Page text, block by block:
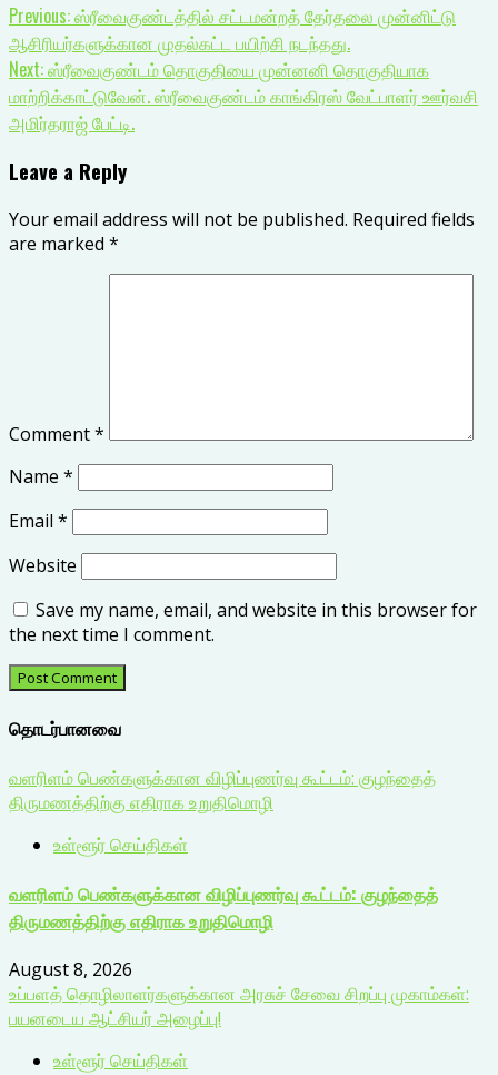
Previous:ஸ்ரீவைகுண்டத்தில் சட்டமன்றத் தேர்தலை முன்னிட்டு
ஆசிரியர்களுக்கான முதல்கட்ட பயிற்சி நடந்தது.
Next:ஸ்ரீவைகுண்டம் தொகுதியை முன்னனி தொகுதியாக
மாற்றிக்காட்டுவேன். ஸ்ரீவைகுண்டம் காங்கிரஸ் வேட்பாளர் ஊர்வசி
அமிர்தராஜ் பேட்டி.
Leave a Reply
Your email address will not be published. Required fields
are marked *
Comment*
Name *
Email *
Website
Save my name, email, and website in this browser for
the next time I comment.
தொடர்பானவை
வளரிளம் பெண்களுக்கான விழிப்புணர்வு கூட்டம்: குழந்தைத்
திருமணத்திற்கு எதிராக உறுதிமொழி
உள்ளூர் செய்திகள்
வளரிளம் பெண்களுக்கான விழிப்புணர்வு கூட்டம்: குழந்தைத்
திருமணத்திற்கு எதிராக உறுதிமொழி
August 8, 2026
உப்பளத் தொழிலாளர்களுக்கான அரசுச் சேவை சிறப்பு முகாம்கள்:
பயனடைய ஆட்சியர் அழைப்பு!
உள்ளூர் செய்திகள்